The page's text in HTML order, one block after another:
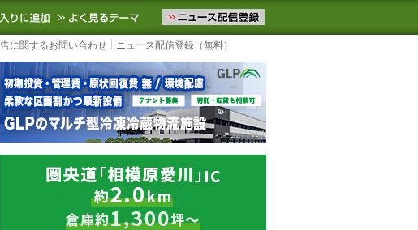
の物流ニュースをお届けします。物流ニュースメール配信を登録す
お気に入りに追加 よく見るテーマ
に関するお問い合わせ ニュース配信登録（無料）